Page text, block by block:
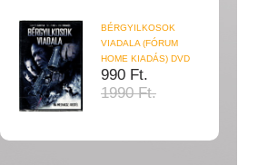
BÉRGYILKOSOK
VIADALA (FÓRUM
HOME KIADÁS) DVD
990 Ft.
1990 Ft.